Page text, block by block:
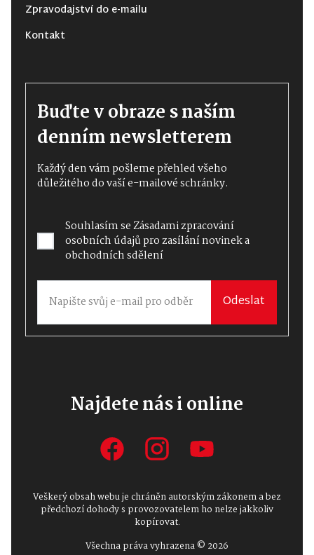
Zpravodajství do e-mailu
Kontakt
Buďte v obraze s naším
denním newsletterem
Každý den vám pošleme přehled všeho
důležitého do vaší e-mailové schránky.
Souhlasím seZásadami zpracování
osobních údajůpro zasílání novinek a
obchodních sdělení
Odeslat
Najdete nás i online
Veškerý obsah webu je chráněn autorským zákonem a bez
předchozí dohody s provozovatelem ho nelze jakkoliv
kopírovat.
Všechna práva vyhrazena © 2026